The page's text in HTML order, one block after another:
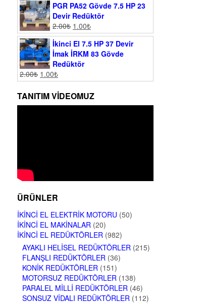
PGR PA52 Gövde 7.5 HP 23
Devir Redüktör
2.00₺ 1.00₺
İkinci El 7.5 HP 37 Devir
İmak İRKM 83 Gövde
Redüktör
2.00₺ 1.00₺
TANITIM VIDEOMUZ
ÜRÜNLER
İKINCI EL ELEKTRIK MOTORU (50)
İKINCI EL MAKINALAR (20)
İKINCI EL REDÜKTÖRLER (982)
AYAKLI HELISEL REDÜKTÖRLER (215)
FLANŞLI REDÜKTÖRLER (36)
KONIK REDÜKTÖRLER (151)
MOTORSUZ REDÜKTÖRLER (138)
PARALEL MILLI REDÜKTÖRLER (46)
SONSUZ VIDALI REDÜKTÖRLER (112)